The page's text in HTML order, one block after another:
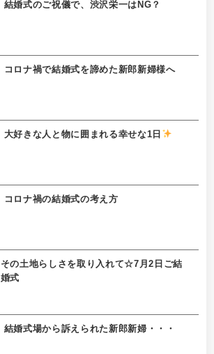
結婚式のご祝儀で、渋沢栄一はNG？
コロナ禍で結婚式を諦めた新郎新婦様へ
大好きな人と物に囲まれる幸せな1日
コロナ禍の結婚式の考え方
その土地らしさを取り入れて☆7月2日ご結
婚式
結婚式場から訴えられた新郎新婦・・・